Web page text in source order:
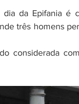
da Epifania é
três homens
considerada